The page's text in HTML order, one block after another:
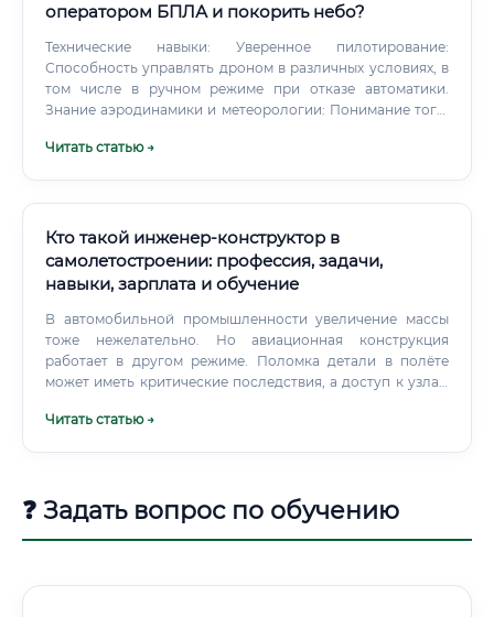
оператором БПЛА и покорить небо?
Технические навыки: Уверенное пилотирование:
Способность управлять дроном в различных условиях, в
том числе в ручном режиме при отказе автоматики.
Знание аэродинамики и метеорологии: Понимание того,
аппарат в воздухе.
Читать статью →
Кто такой инженер-конструктор в
самолетостроении: профессия, задачи,
навыки, зарплата и обучение
В автомобильной промышленности увеличение массы
тоже нежелательно. Но авиационная конструкция
работает в другом режиме. Поломка детали в полёте
может иметь критические последствия, а доступ к узлам
Читать статью →
❓ Задать вопрос по обучению